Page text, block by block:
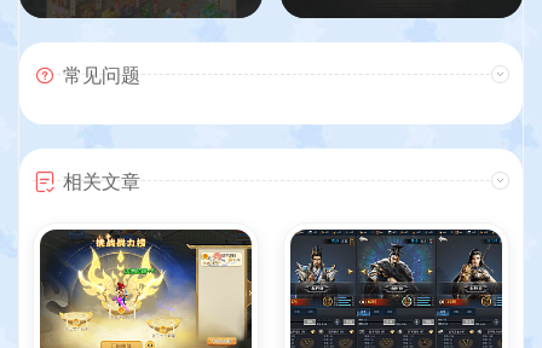
常见问题
相关文章